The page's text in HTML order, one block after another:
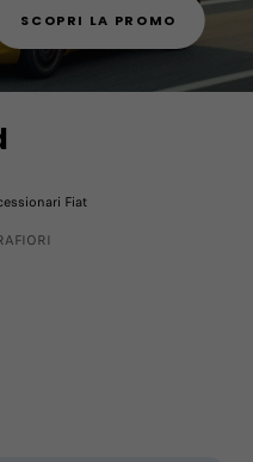
SCOPRI LA PROMO
Fiat